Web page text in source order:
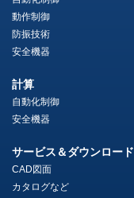
動作制御
防振技術
安全機器
計算
自動化制御
安全機器
サービス＆ダウンロード
CAD図面
カタログなど